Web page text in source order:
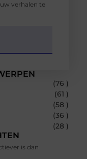
(76 )
(61 )
(58 )
(36 )
(28 )
is dan
verhalen te